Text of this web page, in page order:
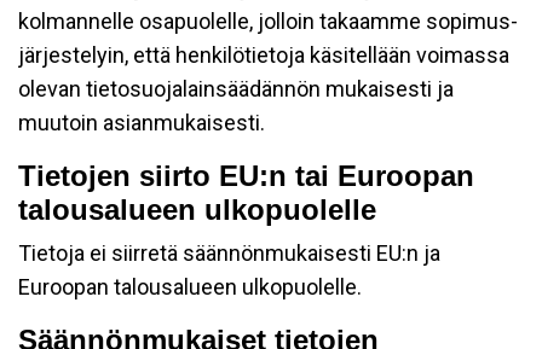
kolmannelle osapuolelle, jolloin takaamme sopimus-
järjestelyin, että henkilötietoja käsitellään voimassa
olevan tietosuojalainsäädännön mukaisesti ja
muutoin asianmukaisesti.
Tietojen siirto EU:n tai Euroopan
talousalueen ulkopuolelle
Tietoja ei siirretä säännönmukaisesti EU:n ja
Euroopan talousalueen ulkopuolelle.
Säännönmukaiset tietojen